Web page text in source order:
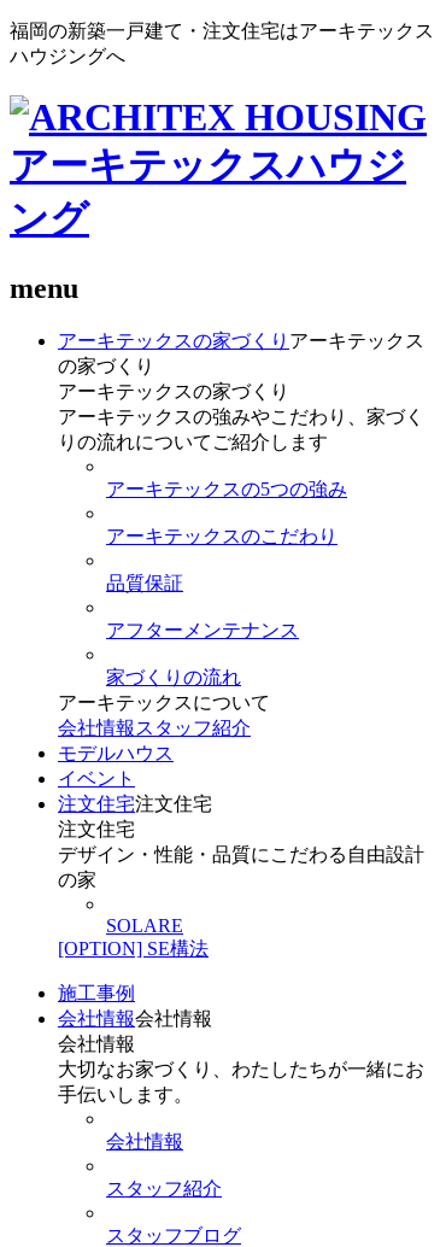
福岡の新築一戸建て・注文住宅はアーキテックス
ハウジングへ
menu
アーキテックスの家づくり アーキテックス
の家づくり
アーキテックスの家づくり
アーキテックスの強みやこだわり、家づく
りの流れについてご紹介します
アーキテックスの5つの強み
アーキテックスのこだわり
品質保証
アフターメンテナンス
家づくりの流れ
アーキテックスについて
会社情報 スタッフ紹介
モデルハウス
イベント
注文住宅注文住宅
注文住宅
デザイン・性能・品質にこだわる自由設計
の家
SOLARE
[OPTION] SE構法
施工事例
会社情報会社情報
会社情報
大切なお家づくり、わたしたちが一緒にお
手伝いします。
会社情報
スタッフ紹介
スタッフブログ